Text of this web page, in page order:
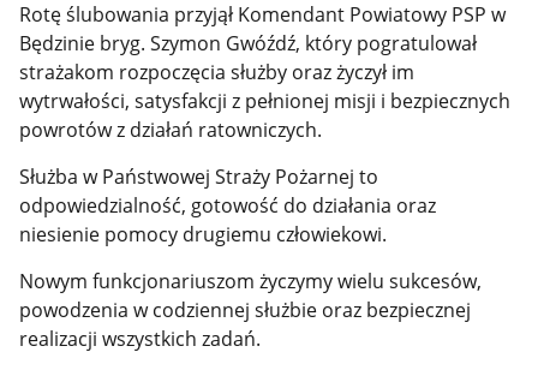
Rotę ślubowania przyjął Komendant Powiatowy PSP w
Będzinie bryg. Szymon Gwóźdź, który pogratulował
strażakom rozpoczęcia służby oraz życzył im
wytrwałości, satysfakcji z pełnionej misji i bezpiecznych
powrotów z działań ratowniczych.
Służba w Państwowej Straży Pożarnej to
odpowiedzialność, gotowość do działania oraz
niesienie pomocy drugiemu człowiekowi.
Nowym funkcjonariuszom życzymy wielu sukcesów,
powodzenia w codziennej służbie oraz bezpiecznej
realizacji wszystkich zadań.